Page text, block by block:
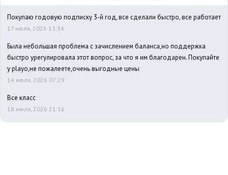
Покупаю годовую подписку 3-й год, все сделали быстро, все работает
17 июля, 2026 13:34
Была небольшая проблема с зачислением баланса,но поддержка
быстро урегулировала этот вопрос, за что я им благодарен. Покупайте
у playo,не пожалеете,очень выгодные цены
14 июля, 2026 07:29
Все класс
18 июля, 2026 21:16